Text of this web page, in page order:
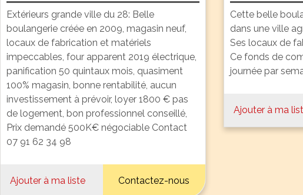
Extérieurs grande ville du 28: Belle
boulangerie créée en 2009, magasin neuf,
locaux de fabrication et matériels
impeccables, four apparent 2019 électrique,
panification 50 quintaux mois, quasiment
100% magasin, bonne rentabilité, aucun
investissement à prévoir, loyer 1800 € pas
de logement, bon professionnel conseillé,
Prix demandé 500K€ négociable Contact
07 91 62 34 98
Ajouter à ma liste Contactez-nous
Cette belle
dans une ville
Ses locaux de
Ce fonds de
journée par
Ajouter à ma